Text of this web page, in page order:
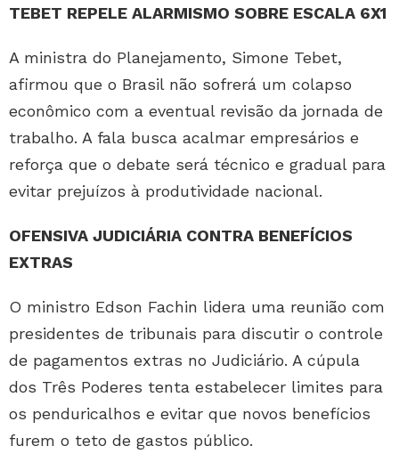
TEBET REPELE ALARMISMO SOBRE ESCALA 6X1
A ministra do Planejamento, Simone Tebet,
afirmou que o Brasil não sofrerá um colapso
econômico com a eventual revisão da jornada de
trabalho. A fala busca acalmar empresários e
reforça que o debate será técnico e gradual para
evitar prejuízos à produtividade nacional.
OFENSIVA JUDICIÁRIA CONTRA BENEFÍCIOS
EXTRAS
O ministro Edson Fachin lidera uma reunião com
presidentes de tribunais para discutir o controle
de pagamentos extras no Judiciário. A cúpula
dos Três Poderes tenta estabelecer limites para
os penduricalhos e evitar que novos benefícios
furem o teto de gastos público.